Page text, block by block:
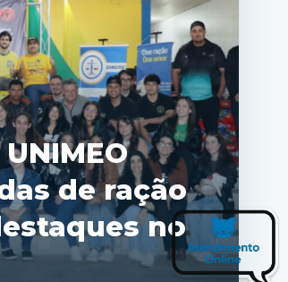
Faculdade
3
em trote